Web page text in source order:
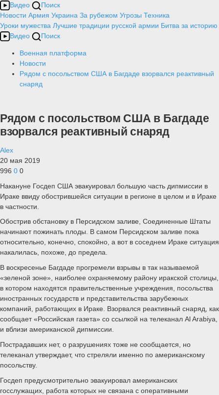
Видео
Поиск
Новости Армия Украина За рубежом Угрозы Техника
Уроки мужества Лучшие традиции русской армии Битва за историю
Видео
Поиск
Военная платформа
Новости
Рядом с посольством США в Багдаде взорвался реактивный
снаряд
Рядом с посольством США в Багдаде
взорвался реактивный снаряд
Alex
20 мая 2019
996 0 0
Накануне Госдеп США эвакуировал большую часть дипмиссии в
Ираке ввиду обострившейся ситуации в регионе в целом и в Ираке
в частности.
Обострив обстановку в Персидском заливе, Соединенные Штаты
начинают пожинать плоды. В самом Персидском заливе пока
относительно, конечно, спокойно, а вот в соседнем Ираке ситуация
накалилась, похоже, до предела.
В воскресенье Багдаде прогремели взрывы в так называемой
«зеленой зоне», наиболее охраняемому району иракской столицы,
в котором находятся правительственные учреждения, посольства
иностранных государств и представительства зарубежных
компаний, работающих в Ираке. Взорвался реактивный снаряд, как
сообщает «Российская газета» со ссылкой на телеканал Al Arabiya,
и вблизи американской дипмиссии.
Пострадавших нет, о разрушениях тоже не сообщается, но
телеканал утверждает, что стреляли именно по американскому
посольству.
Госдеп предусмотрительно эвакуировал американских
госслужащих, работа которых не связана с оперативными